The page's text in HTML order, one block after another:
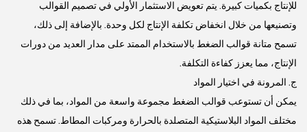
للإنتاج بكميات كبيرة. يتم تعويض الاستثمار الأولي في تصميم القوالب
وتصنيعها من خلال انخفاض تكلفة الإنتاج لكل وحدة. بالإضافة إلى ذلك،
تسمح متانة قوالب الضغط بالاستخدام الممتد على مدار العديد من دورات
الإنتاج، مما يعزز كفاءة التكلفة.
ج. المرونة في اختيار المواد
يمكن أن تستوعب قوالب الضغط مجموعة واسعة من المواد، بما في ذلك
مختلف المواد البلاستيكية المتصلدة بالحرارة ومركبات المطاط. تسمح هذه